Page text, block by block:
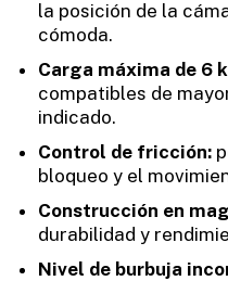
la posición de la
cómoda.
Carga máxima de 6
compatibles de
indicado.
Control de fricción:
bloqueo y el
Construcción en
durabilidad y
Nivel de burbuja